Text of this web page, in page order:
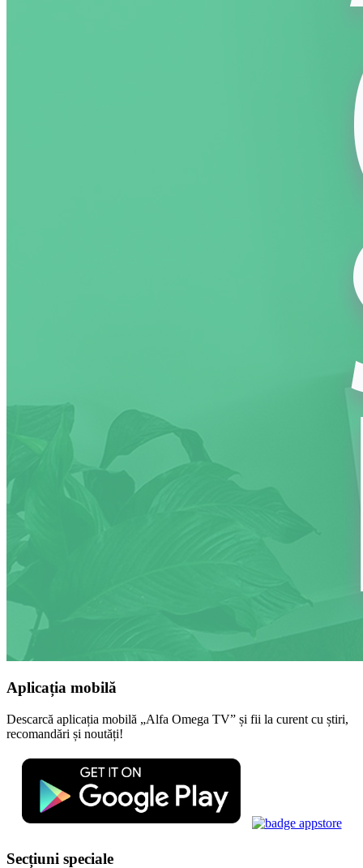
Aplicația mobilă
Descarcă aplicația mobilă „Alfa Omega TV” și fii la curent cu știri,
recomandări și noutăți!
Secțiuni speciale